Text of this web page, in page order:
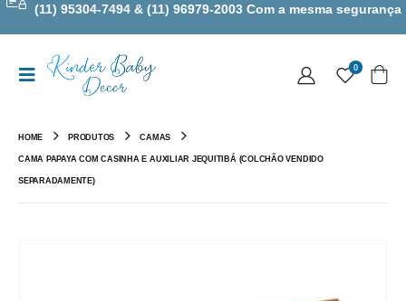
(11) 95304-7494 & (11) 96979-2003 Com a mesma segurança
0
HOME PRODUTOS CAMAS
CAMA PAPAYA COM CASINHA E AUXILIAR JEQUITIBÁ (COLCHÃO VENDIDO
SEPARADAMENTE)